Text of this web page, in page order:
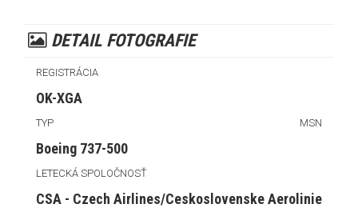
DETAIL FOTOGRAFIE
REGISTRÁCIA
OK-XGA
TYP MSN
Boeing 737-500
LETECKÁ SPOLOČNOSŤ
CSA - Czech Airlines/Ceskoslovenske Aerolinie